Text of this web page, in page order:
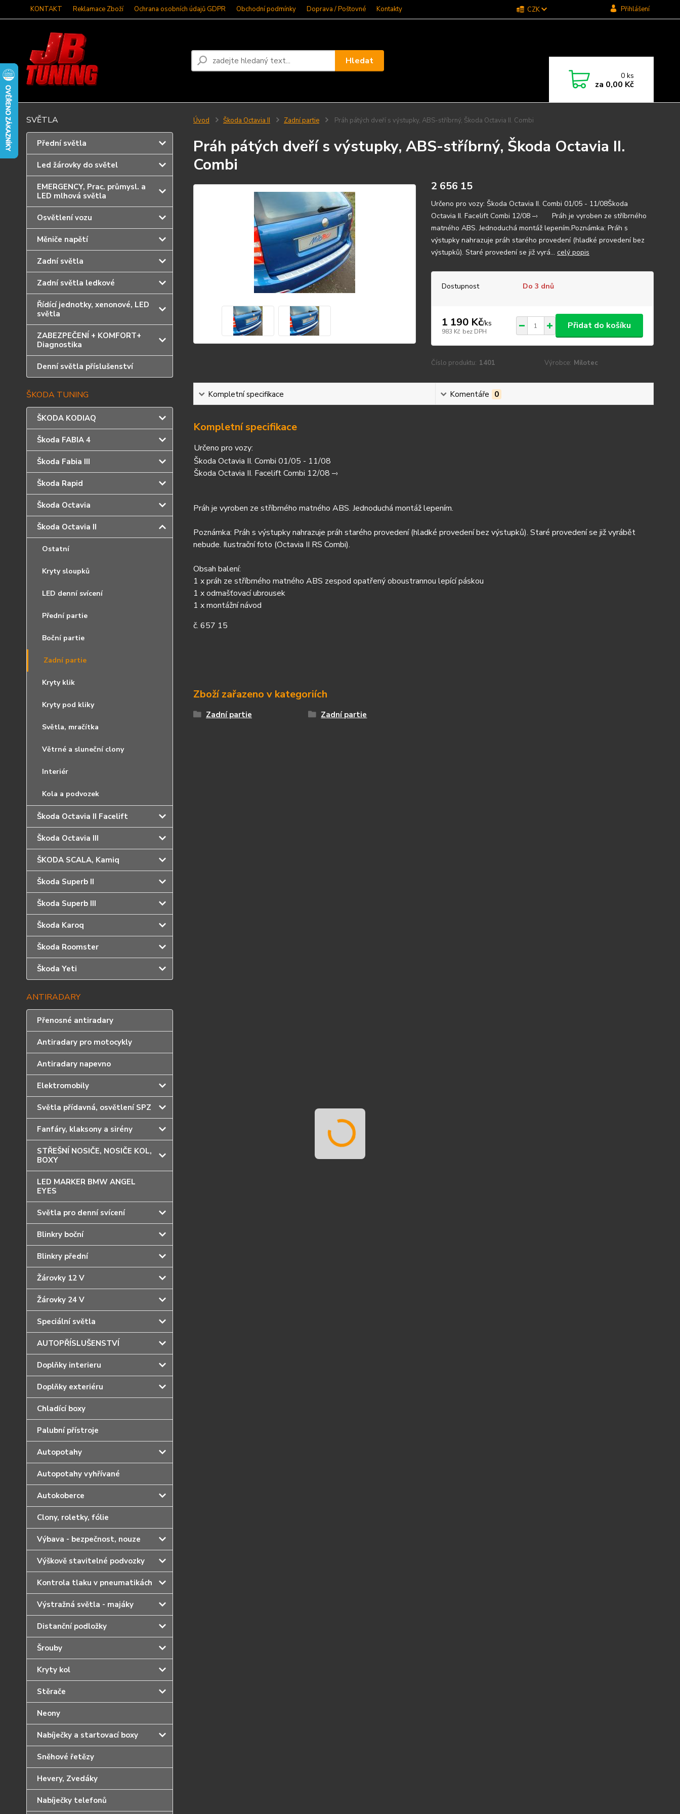
KONTAKT Reklamace Zboží Ochrana osobních údajů GDPR Obchodní podmínky Doprava / Poštovné Kontakty CZK Přihlášení
Hledat
0ks
za 0,00 Kč
SVĚTLA
Přední světla
Led žárovky do světel
EMERGENCY, Prac. průmysl. a
LED mlhová světla
Osvětlení vozu
Měniče napětí
Zadní světla
Zadní světla ledkové
Řídící jednotky, xenonové, LED
světla
ZABEZPEČENÍ + KOMFORT+
Diagnostika
Denní světla příslušenství
ŠKODA TUNING
ŠKODA KODIAQ
Škoda FABIA 4
Škoda Fabia III
Škoda Rapid
Škoda Octavia
Škoda Octavia II
Ostatní
Kryty sloupků
LED denní svícení
Přední partie
Boční partie
Zadní partie
Kryty klik
Kryty pod kliky
Světla, mračítka
Větrné a sluneční clony
Interiér
Kola a podvozek
Škoda Octavia II Facelift
Škoda Octavia III
ŠKODA SCALA, Kamiq
Škoda Superb II
Škoda Superb III
Škoda Karoq
Škoda Roomster
Škoda Yeti
ANTIRADARY
Přenosné antiradary
Antiradary pro motocykly
Antiradary napevno
Elektromobily
Světla přídavná, osvětlení SPZ
Fanfáry, klaksony a sirény
STŘEŠNÍ NOSIČE, NOSIČE KOL,
BOXY
LED MARKER BMW ANGEL
EYES
Světla pro denní svícení
Blinkry boční
Blinkry přední
Žárovky 12 V
Žárovky 24 V
Speciální světla
AUTOPŘÍSLUŠENSTVÍ
Doplňky interieru
Doplňky exteriéru
Chladící boxy
Palubní přístroje
Autopotahy
Autopotahy vyhřívané
Autokoberce
Clony, roletky, fólie
Výbava - bezpečnost, nouze
Výškově stavitelné podvozky
Kontrola tlaku v pneumatikách
Výstražná světla - majáky
Distanční podložky
Šrouby
Kryty kol
Stěrače
Neony
Nabíječky a startovací boxy
Sněhové řetězy
Hevery, Zvedáky
Nabíječky telefonů
Úvod Škoda Octavia II Zadní partie Práh pátých dveří s výstupky, ABS-stříbrný, Škoda Octavia II. Combi
Práh pátých dveří s výstupky, ABS-stříbrný, Škoda Octavia II.
Combi
2 656 15
Určeno pro vozy: Škoda Octavia II. Combi 01/05 - 11/08Škoda
Octavia II. Facelift Combi 12/08 –› Práh je vyroben ze stříbrného
matného ABS. Jednoduchá montáž lepením.Poznámka: Práh s
výstupky nahrazuje práh starého provedení (hladké provedení bez
výstupků). Staré provedení se již vyrá... celý popis
Dostupnost Do 3 dnů
1 190 Kč/ks
983 Kč bez DPH
Přidat do košíku
Číslo produktu: 1401 Výrobce: Milotec
Kompletní specifikace Komentáře 0
Kompletní specifikace
Určeno pro vozy:
Škoda Octavia II. Combi 01/05 - 11/08
Škoda Octavia II. Facelift Combi 12/08 –›
Práh je vyroben ze stříbrného matného ABS. Jednoduchá montáž lepením.
Poznámka: Práh s výstupky nahrazuje práh starého provedení (hladké provedení bez výstupků). Staré provedení se již vyrábět
nebude. Ilustrační foto (Octavia II RS Combi).
Obsah balení:
1 x práh ze stříbrného matného ABS zespod opatřený oboustrannou lepící páskou
1 x odmašťovací ubrousek
1 x montážní návod
č. 657 15
Zboží zařazeno v kategoriích
Zadní partie Zadní partie